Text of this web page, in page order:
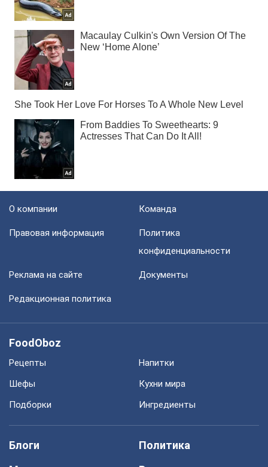
О компании Команда
Правовая информация
Политика
конфиденциальности
Реклама на сайте Документы
Редакционная политика
FoodOboz
Рецепты
Напитки
Шефы
Кухни мира
Подборки
Ингредиенты
Блоги
Политика